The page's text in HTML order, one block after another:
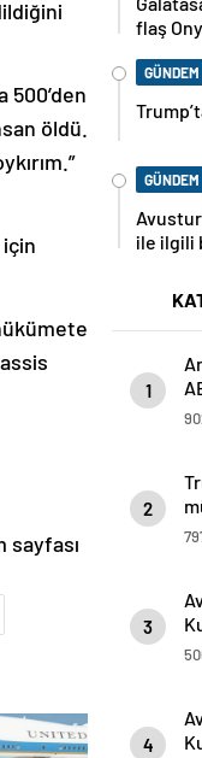
500’den
öldü.
sayfası
flaş
GÜNDEM
GÜNDEM
ile ilgili
1
2
3
4